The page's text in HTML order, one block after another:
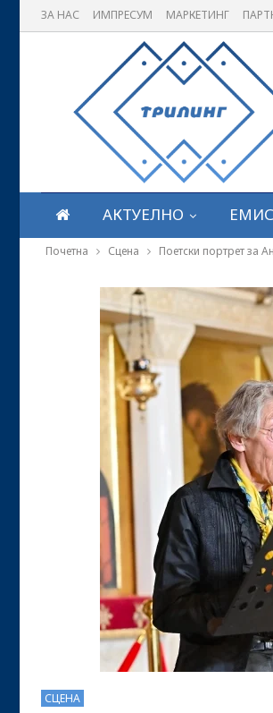
ЗА НАС ИМПРЕСУМ МАРКЕТИНГ
АКТУЕЛНО
Почетна Сцена Поетски портрет за
СЦЕНА